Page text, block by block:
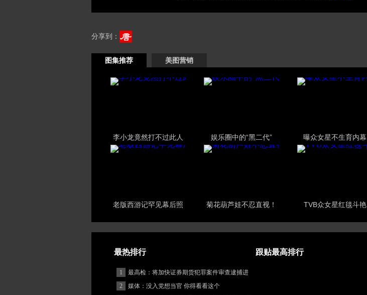
分享到：
图集推荐 美图营销
李小龙竟然打不过此人 娱乐圈中的“黑二代” 曝众女星不生育内幕
老版西游记罕见幕后照 菊花葫芦娃不忍直视！ TVB众女星红毯斗艳
最热排行 跟贴最高排行
1
最高检：将加快证券期货犯罪案件审查逮捕进
度
2
媒体：没入党想当官 你得看看这个